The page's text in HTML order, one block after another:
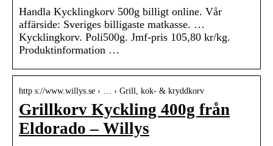
Handla Kycklingkorv 500g billigt online. Vår
affärside: Sveriges billigaste matkasse. …
Kycklingkorv. Poli500g. Jmf-pris 105,80 kr/kg.
Produktinformation …
http s://www.willys.se › … › Grill, kok- & kryddkorv
Grillkorv Kyckling 400g från
Eldorado – Willys